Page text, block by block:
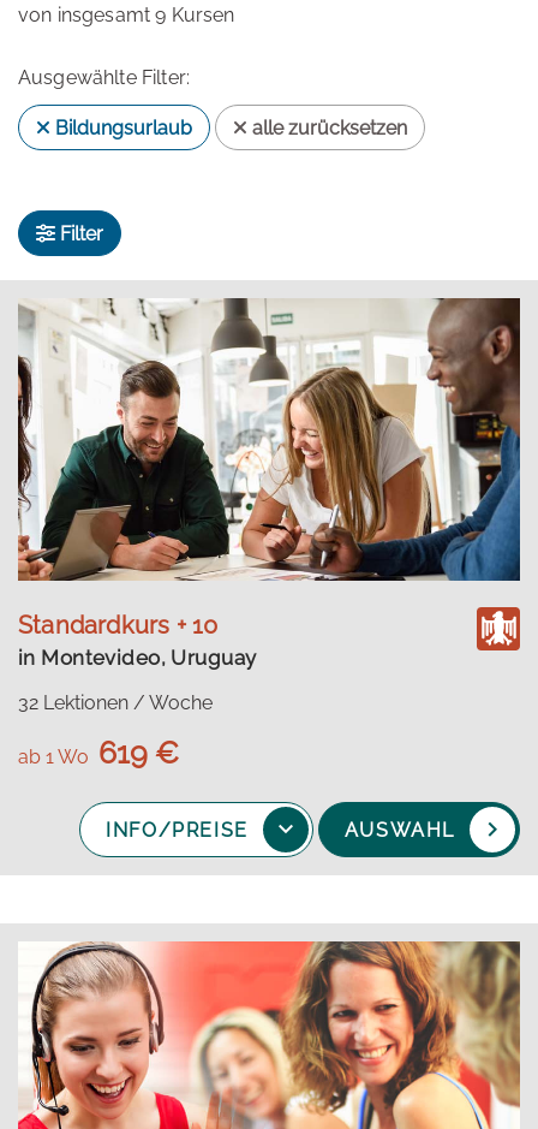
von insgesamt 9 Kursen
Ausgewählte Filter:
Bildungsurlaub alle zurücksetzen
Filter
Standardkurs + 10
in Montevideo, Uruguay
32 Lektionen / Woche
ab 1 Wo 619 €
INFO/PREISE AUSWAHL